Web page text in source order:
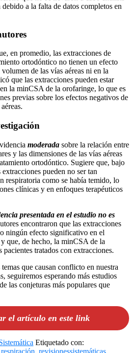
a la falta de datos completos en
en promedio, las extracciones de
ortodóntico no tienen un efecto
de las vías aéreas ni en la
que las extracciones pueden estar
la minCSA de la orofaringe, lo que es
previas sobre los efectos negativos de
moderada sobre la relación entre
y las dimensiones de las vías aéreas
ortodóntico. Sugiere que, bajo
pueden no ser tan
respiratoria como se había temido, lo
clínicas y en enfoques terapéuticos
presentada en el estudio no es
encontraron que las extracciones
ningún efecto significativo en el
que, de hecho, la minCSA de la
tratados con extracciones.
que causan conflicto en nuestra
seguiremos esperando más estudios
las conjeturas más populares que
el artículo en este link
Etiquetado con:
respiración revisionessistemáticas